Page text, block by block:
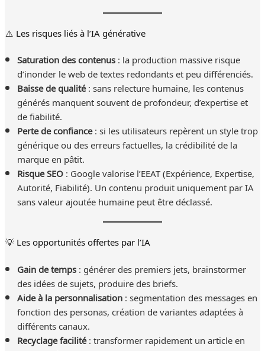
⚠️ Les risques liés à l’IA générative
Saturation des contenus: la production massive risque
d’inonder le web de textes redondants et peu différenciés.
Baisse de qualité: sans relecture humaine, les contenus
générés manquent souvent de profondeur, d’expertise et
de fiabilité.
Perte de confiance: si les utilisateurs repèrent un style trop
générique ou des erreurs factuelles, la crédibilité de la
marque en pâtit.
Risque SEO: Google valorise l’EEAT (Expérience, Expertise,
Autorité, Fiabilité). Un contenu produit uniquement par IA
sans valeur ajoutée humaine peut être déclassé.
💡 Les opportunités offertes par l’IA
Gain de temps: générer des premiers jets, brainstormer
des idées de sujets, produire des briefs.
Aide à la personnalisation: segmentation des messages en
fonction des personas, création de variantes adaptées à
différents canaux.
Recyclage facilité: transformer rapidement un article en